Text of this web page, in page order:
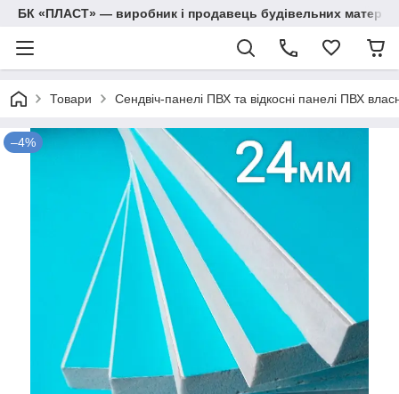
БК «ПЛАСТ» — виробник і продавець будівельних
Товари Сендвіч-панелі ПВХ та відкосні панелі ПВХ
–4%